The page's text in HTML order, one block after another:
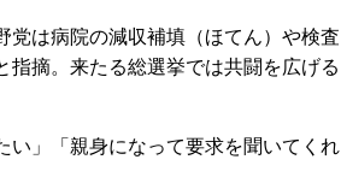
は病院の減収補填（ほてん）や検査
摘。来たる総選挙では共闘を広げる
」「親身になって要求を聞いてくれ